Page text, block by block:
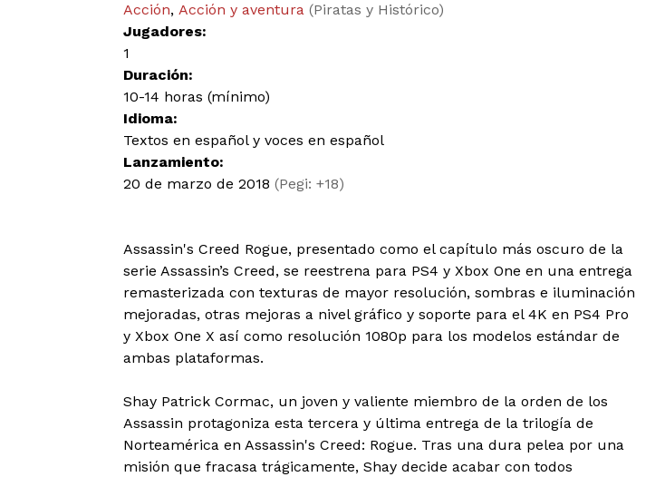
Acción, Acción y aventura (Piratas y Histórico)
Jugadores:
1
Duración:
10-14 horas (mínimo)
Idioma:
Textos en español y voces en español
Lanzamiento:
20 de marzo de 2018 (Pegi: +18)
Assassin's Creed Rogue, presentado como el capítulo más oscuro de la
serie Assassin’s Creed, se reestrena para PS4 y Xbox One en una entrega
remasterizada con texturas de mayor resolución, sombras e iluminación
mejoradas, otras mejoras a nivel gráfico y soporte para el 4K en PS4 Pro
y Xbox One X así como resolución 1080p para los modelos estándar de
ambas plataformas.
Shay Patrick Cormac, un joven y valiente miembro de la orden de los
Assassin protagoniza esta tercera y última entrega de la trilogía de
Norteamérica en Assassin's Creed: Rogue. Tras una dura pelea por una
misión que fracasa trágicamente, Shay decide acabar con todos